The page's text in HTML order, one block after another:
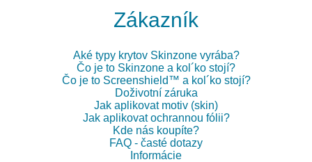
Zákazník
Aké typy krytov Skinzone vyrába?
Čo je to Skinzone a kol´ko stojí?
Čo je to Screenshield™ a kol´ko stojí?
Doživotní záruka
Jak aplikovat motiv (skin)
Jak aplikovat ochrannou fólii?
Kde nás koupíte?
FAQ - časté dotazy
Informácie